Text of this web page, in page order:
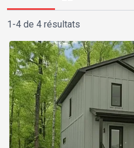
1-4 de 4 résultats